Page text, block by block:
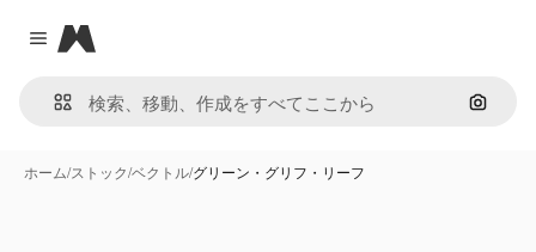
Close menu
Magnific
画像で
ホーム/ストック/ベクトル/グリーン・グリフ・リーフ